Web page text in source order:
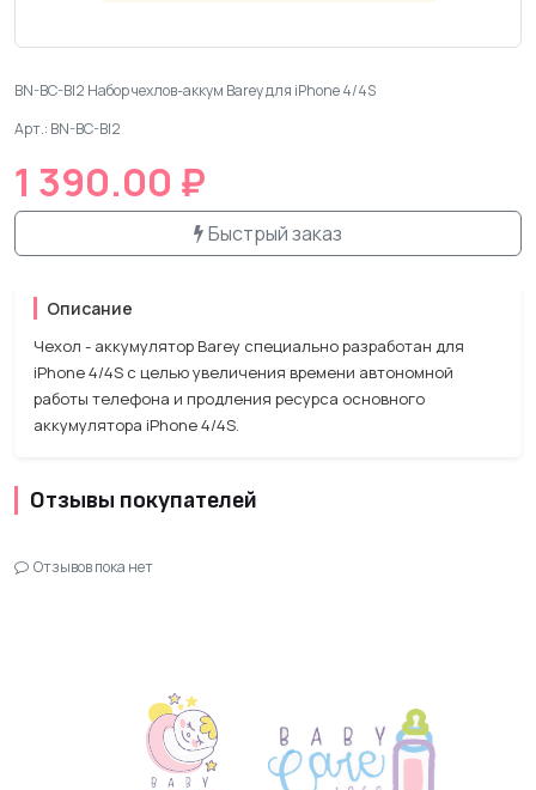
BN-BC-Bl2 Набор чехлов-аккум Barey для iPhone 4/4S
Арт.: BN-BC-Bl2
1 390.00 ₽
Быстрый заказ
Описание
Чехол - аккумулятор Barey специально разработан для
iPhone 4/4S с целью увеличения времени автономной
работы телефона и продления ресурса основного
аккумулятора iPhone 4/4S.
Отзывы покупателей
Отзывов пока нет